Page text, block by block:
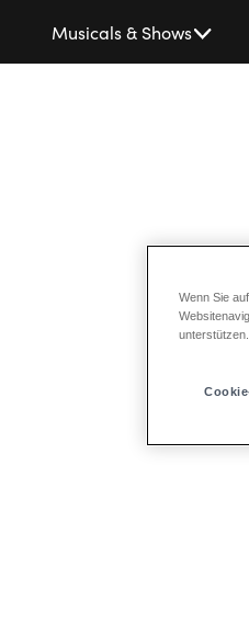
navigation
Musicals & Shows
Wenn Sie
unterstützen.